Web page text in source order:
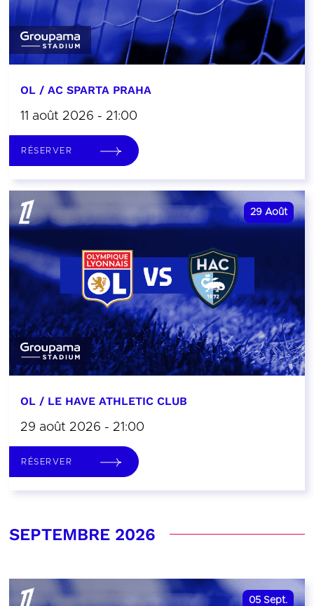
OL / AC SPARTA PRAHA
11 août 2026 - 21:00
RÉSERVER
29 Août
OL / LE HAVE ATHLETIC CLUB
29 août 2026 - 21:00
RÉSERVER
SEPTEMBRE 2026
05 Sept.